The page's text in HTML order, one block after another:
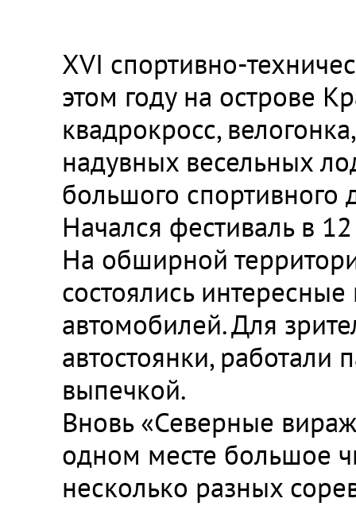
XVI спортивно-
этом году на острове
квадрокросс,
надувных весельных
большого спортивного
Начался фестиваль в
На обширной
состоялись
автомобилей. Для
автостоянки, работали
выпечкой.
Вновь «Северные
одном месте большое
несколько разных